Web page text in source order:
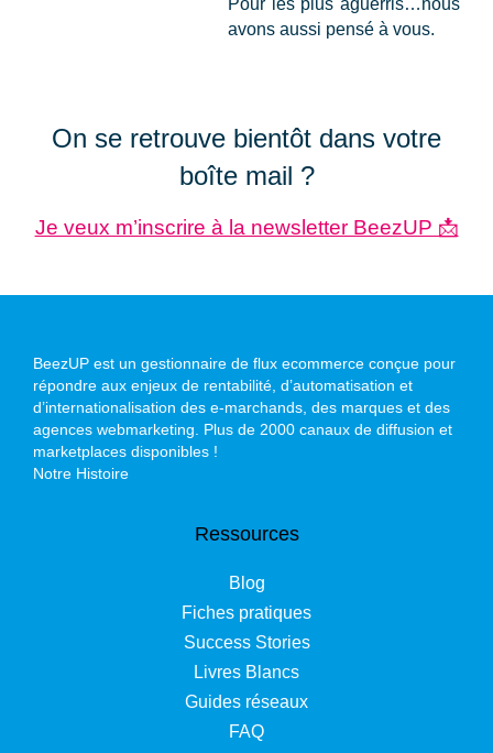
avons aussi pensé à vous.
On se retrouve bientôt dans votre
boîte mail ?
Je veux m’inscrire à la newsletter BeezUP 📩
BeezUP est un gestionnaire de flux ecommerce conçue pour
répondre aux enjeux de rentabilité, d’automatisation et
d’internationalisation des e-marchands, des marques et des
agences webmarketing. Plus de 2000 canaux de diffusion et
marketplaces disponibles !
Notre Histoire
Ressources
Blog
Fiches pratiques
Success Stories
Livres Blancs
Guides réseaux
FAQ